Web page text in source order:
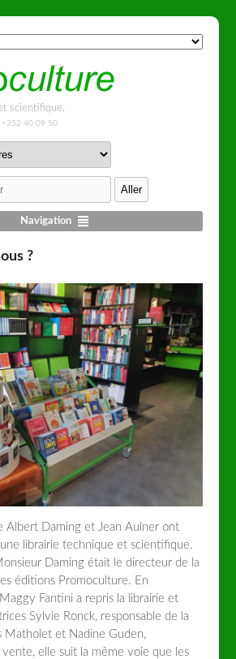
scientifique.
+352 40 09 50
Navigation
?
Albert Daming et Jean Aulner ont
librairie technique et scientifique.
Daming était le directeur de la
éditions Promoculture. En
Fantini a repris la librairie et
Sylvie Ronck, responsable de la
Matholet et Nadine Guden,
vente, elle suit la même voie que les